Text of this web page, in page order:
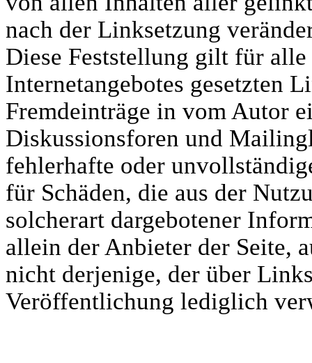
nach der Linksetzung
Diese Feststellung gilt für
Internetangebotes gesetzten
Fremdeinträge in vom Autor
Diskussionsforen und
fehlerhafte oder
für Schäden, die aus der
solcherart dargebotener
allein der Anbieter der Seite,
nicht derjenige, der über
Veröffentlichung lediglich